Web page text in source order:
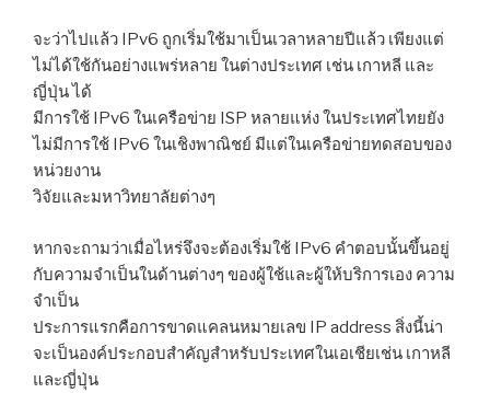
จะว่าไปแล้ว IPv6 ถูกเริ่มใช้มาเป็นเวลาหลายปีแล้ว เพียงแต่
ไม่ได้ใช้กันอย่างแพร่หลาย ในต่างประเทศ เช่น เกาหลี และ
ญี่ปุ่น ได้
มีการใช้ IPv6 ในเครือข่าย ISP หลายแห่ง ในประเทศไทยยัง
ไม่มีการใช้ IPv6 ในเชิงพาณิชย์ มีแต่ในเครือข่ายทดสอบของ
หน่วยงาน
วิจัยและมหาวิทยาลัยต่างๆ
หากจะถามว่าเมื่อไหร่จึงจะต้องเริ่มใช้ IPv6 คำตอบนั้นขึ้นอยู่
กับความจำเป็นในด้านต่างๆ ของผู้ใช้และผู้ให้บริการเอง ความ
จำเป็น
ประการแรกคือการขาดแคลนหมายเลข IP address สิ่งนี้น่า
จะเป็นองค์ประกอบสำคัญสำหรับประเทศในเอเชียเช่น เกาหลี
และญี่ปุ่น